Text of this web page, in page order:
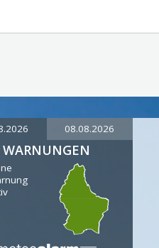
08.08.2026
WARNUNGEN